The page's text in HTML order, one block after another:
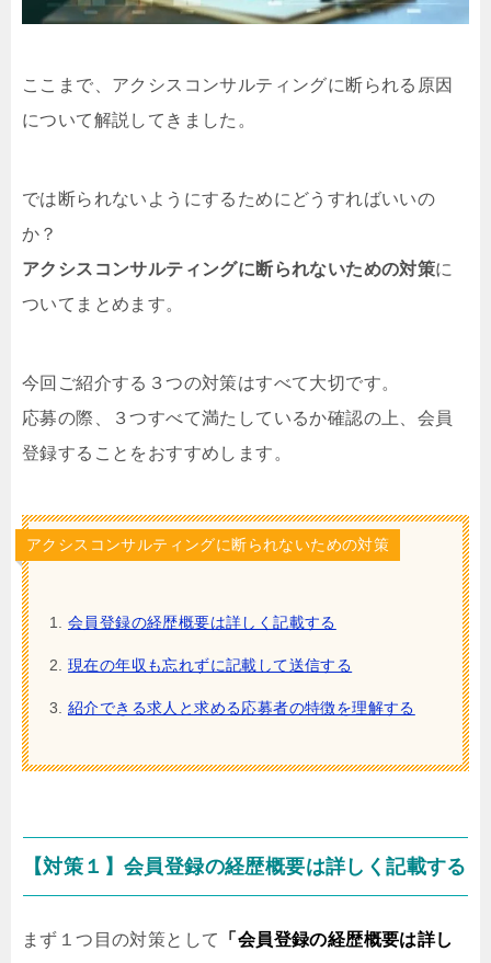
ここまで、アクシスコンサルティングに断られる原因
について解説してきました。
では断られないようにするためにどうすればいいの
か？
アクシスコンサルティングに断られないための対策に
ついてまとめます。
今回ご紹介する３つの対策はすべて大切です。
応募の際、３つすべて満たしているか確認の上、会員
登録することをおすすめします。
アクシスコンサルティングに断られないための対策
会員登録の経歴概要は詳しく記載する
現在の年収も忘れずに記載して送信する
紹介できる求人と求める応募者の特徴を理解する
【対策１】会員登録の経歴概要は詳しく記載する
まず１つ目の対策として
「会員登録の経歴概要は詳し